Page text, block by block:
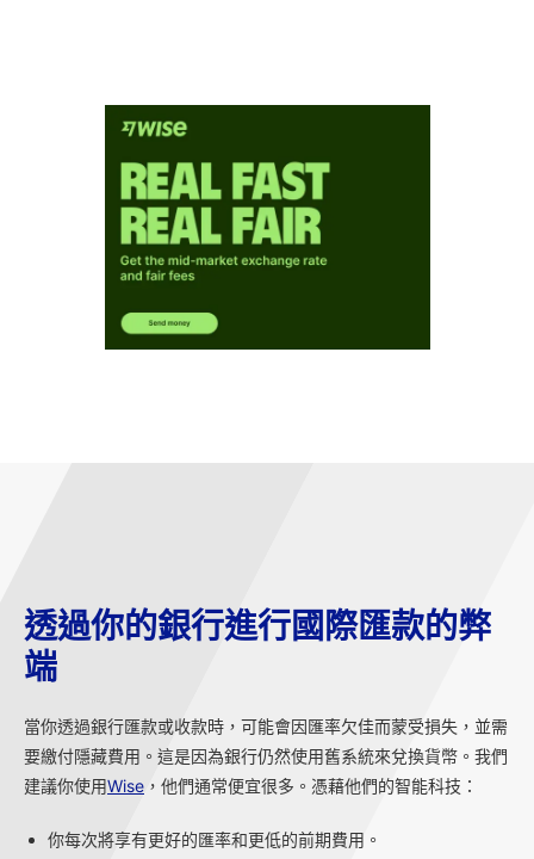
透過你的銀行進行國際匯款的弊
端
當你透過銀行匯款或收款時，可能會因匯率欠佳而蒙受損失，並需
要繳付隱藏費用。這是因為銀行仍然使用舊系統來兌換貨幣。我們
建議你使用Wise ，他們通常便宜很多。憑藉他們的智能科技：
你每次將享有更好的匯率和更低的前期費用。